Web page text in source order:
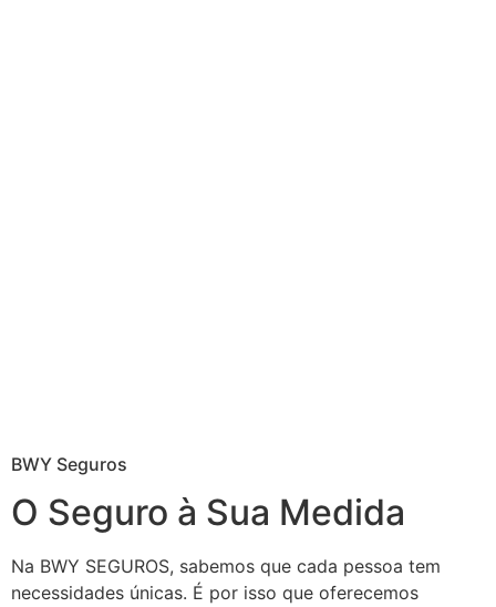
BWY Seguros
O Seguro à Sua Medida
Na BWY SEGUROS, sabemos que cada pessoa tem
necessidades únicas. É por isso que oferecemos